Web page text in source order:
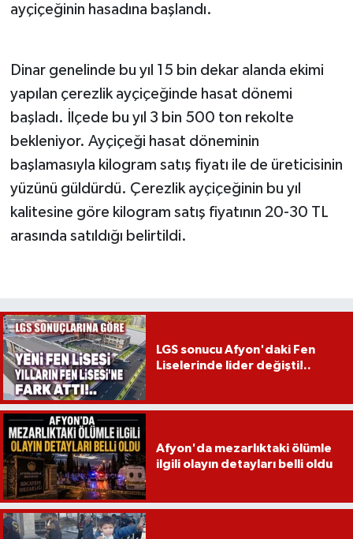
ayçiçeğinin hasadına başlandı.
Dinar genelinde bu yıl 15 bin dekar alanda ekimi
yapılan çerezlik ayçiçeğinde hasat dönemi
başladı. İlçede bu yıl 3 bin 500 ton rekolte
bekleniyor. Ayçiçeği hasat döneminin
başlamasıyla kilogram satış fiyatı ile de üreticisinin
yüzünü güldürdü. Çerezlik ayçiçeğinin bu yıl
kalitesine göre kilogram satış fiyatının 20-30 TL
arasında satıldığı belirtildi.
LGS sonucu Afyon'daki Fen
Liselerinde lider değişti!..
Afyon'da mezarlıktaki ölümle
ilgili olayın detayları belli oldu